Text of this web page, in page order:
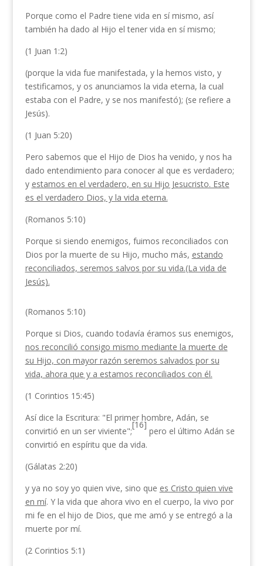
Porque como el Padre tiene vida en sí mismo, así
también ha dado al Hijo el tener vida en sí mismo;
(1 Juan 1:2)
(porque la vida fue manifestada, y la hemos visto, y
testificamos, y os anunciamos la vida eterna, la cual
estaba con el Padre, y se nos manifestó); (se refiere a
Jesús).
(1 Juan 5:20)
Pero sabemos que el Hijo de Dios ha venido, y nos ha
dado entendimiento para conocer al que es verdadero;
y estamos en el verdadero, en su Hijo Jesucristo. Este
es el verdadero Dios, y la vida eterna.
(Romanos 5:10)
Porque si siendo enemigos, fuimos reconciliados con
Dios por la muerte de su Hijo, mucho más, estando
reconciliados, seremos salvos por su vida.(La vida de
Jesús).
(Romanos 5:10)
Porque si Dios, cuando todavía éramos sus enemigos,
nos reconcilió consigo mismo mediante la muerte de
su Hijo, con mayor razón seremos salvados por su
vida, ahora que y a estamos reconciliados con él.
(1 Corintios 15:45)
Así dice la Escritura: "El primer hombre, Adán, se
convirtió en un ser viviente";
[16]
pero el último Adán se
convirtió en espíritu que da vida.
(Gálatas 2:20)
y ya no soy yo quien vive, sino que es Cristo quien vive
en mí. Y la vida que ahora vivo en el cuerpo, la vivo por
mi fe en el hijo de Dios, que me amó y se entregó a la
muerte por mí.
(2 Corintios 5:1)